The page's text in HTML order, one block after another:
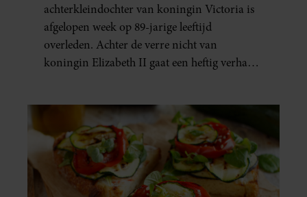
achterkleindochter van koningin Victoria is
afgelopen week op 89-jarige leeftijd
overleden. Achter de verre nicht van
koningin Elizabeth II gaat een heftig verhaal